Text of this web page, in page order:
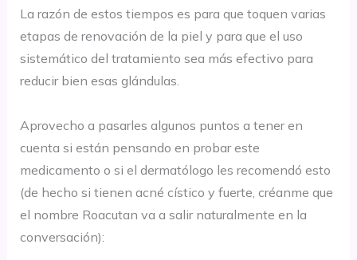
La razón de estos tiempos es para que toquen varias
etapas de renovación de la piel y para que el uso
sistemático del tratamiento sea más efectivo para
reducir bien esas glándulas.
Aprovecho a pasarles algunos puntos a tener en
cuenta si están pensando en probar este
medicamento o si el dermatólogo les recomendó esto
(de hecho si tienen acné cístico y fuerte, créanme que
el nombre Roacutan va a salir naturalmente en la
conversación):